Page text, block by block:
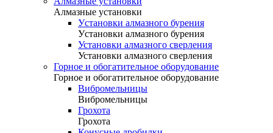
Алмазные установки
Уcтановки алмазного бурения
Уcтановки алмазного бурения
Установки алмазного сверления
Установки алмазного сверления
Горное и обогатительное оборудование
Горное и обогатительное оборудование
Вибромельницы
Вибромельницы
Грохота
Грохота